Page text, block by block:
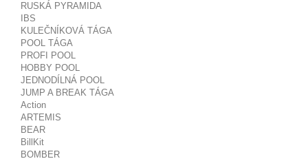
RUSKÁ PYRAMIDA
IBS
KULEČNÍKOVÁ TÁGA
POOL TÁGA
PROFI POOL
HOBBY POOL
JEDNODÍLNÁ POOL
JUMP A BREAK TÁGA
Action
ARTEMIS
BEAR
BillKit
BOMBER